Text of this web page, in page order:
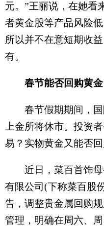
元。”王丽说，在她看
者黄金股等产品风险
所以并不在意短期收
有。
春节能否回购黄金
春节假期期间，国
上金所将休市。投资
易？实物黄金又能否回
近日，菜百首饰母
有限公司(下称菜百股
告，调整贵金属回购
管理，明确在周六、